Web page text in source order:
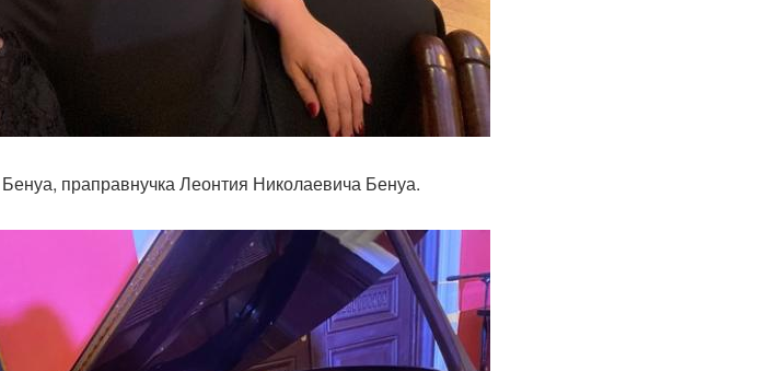
праправнучка Леонтия Николаевича Бенуа.